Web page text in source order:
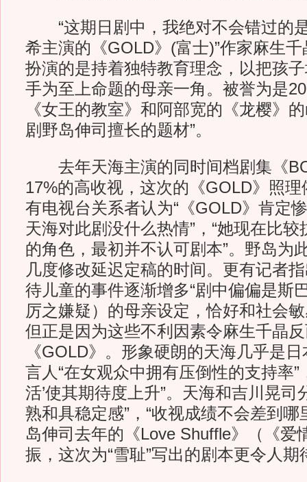
“这期日剧中，我绝对不会错过的
希主演的《GOLD》(富士)”作家麻生
扮演的是持着独特教育理念，以把孩
手为至上命题的母亲一角。被誉为是
《女王的教室》和阿部宽的《龙樱》
剧野岛伸司擅长的题材”。
去年天海主演的同时间档剧集《
17%的高收视，这次的《GOLD》照
有电视台关系者认为“《GOLD》肯定
天海对此剧没什么热情”，“她现在比
的角色，最初并不认可剧本”。野岛为
几度修改延迟定稿的时间。更有记者
待儿童的事件逐渐增多“剧中偏偏是斯
厉之嫌疑）的母亲设定，恰好和社会
但正是因为这些不利因素令麻生千晶
《GOLD》。形象硬朗的天海几乎是
言人“在女观众中拥有压倒性的支持率”
活’使其期待度上升”。天海和吉川晃司
熟和具稳定感”，“收视成绩不会差到哪
岛伸司去年的《Love Shuffle》（《爱
振，这次为“雪耻”写出的剧本更令人期